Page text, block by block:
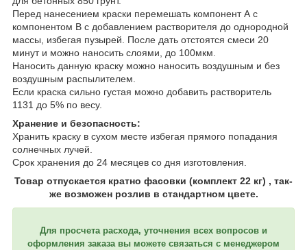
Перед нанесением краски перемешать компонент А с
компонентом В с добавлением растворителя до однородной
массы, избегая пузырей. После дать отстоятся смеси 20
минут и можно наносить слоями, до 100мкм.
Наносить данную краску можно наносить воздушным и без
воздушным распылителем.
Если краска сильно густая можно добавить растворитель
1131 до 5% по весу.
Хранение и безопасность:
Хранить краску в сухом месте избегая прямого попадания
солнечных лучей.
Срок хранения до 24 месяцев со дня изготовления.
Товар отпускается кратно фасовки (комплект 22 кг) , так-
же возможен розлив в стандартном цвете.
Для просчета расхода, уточнения всех вопросов и
оформления заказа вы можете связаться с менеджером